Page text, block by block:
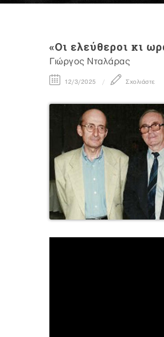
«Οι ελεύθεροι κι
Γιώργος Νταλάρας
12/3/2025 Σχολιάστε